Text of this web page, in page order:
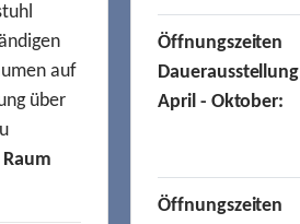
auf
über
Raum
Öffnungszeiten
Dauerausstellung
April - Oktober:
Öffnungszeiten